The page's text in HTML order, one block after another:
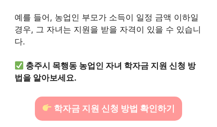
예를 들어, 농업인 부모가 소득이 일정 금액 이하일
경우, 그 자녀는 지원을 받을 자격이 있을 수 있습니
다.
충주시 목행동 농업인 자녀 학자금 지원 신청 방
법을 알아보세요.
학자금 지원 신청 방법 확인하기